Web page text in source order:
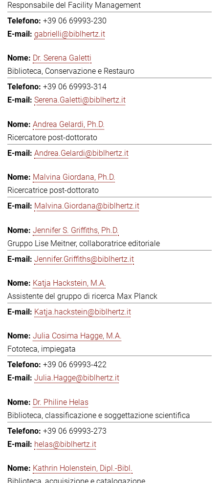
Responsabile del Facility Management
+39 06 69993-230
gabrielli@biblhertz.it
Dr. Serena Galetti
Biblioteca, Conservazione e Restauro
+39 06 69993-314
Serena.Galetti@biblhertz.it
Andrea Gelardi, Ph.D.
Ricercatore post-dottorato
Andrea.Gelardi@biblhertz.it
Malvina Giordana, Ph.D.
Ricercatrice post-dottorato
Malvina.Giordana@biblhertz.it
Jennifer S. Griffiths, Ph.D.
Gruppo Lise Meitner, collaboratrice editoriale
Jennifer.Griffiths@biblhertz.it
Katja Hackstein, M.A.
Assistente del gruppo di ricerca Max Planck
Katja.hackstein@biblhertz.it
Julia Cosima Hagge, M.A.
Fototeca, impiegata
+39 06 69993-422
Julia.Hagge@biblhertz.it
Dr. Philine Helas
Biblioteca, classificazione e soggettazione scientifica
+39 06 69993-273
helas@biblhertz.it
Kathrin Holenstein, Dipl.-Bibl.